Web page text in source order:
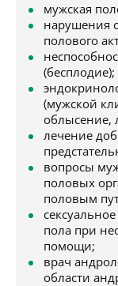
мужская
нарушения
полового
(бесплодие);
(мужской
облысение,
лечение
вопросы
половых
половым
пола при
помощи;
врач
области